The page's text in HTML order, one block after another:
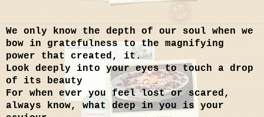
We only know the depth of our soul when we
bow in gratefulness to the magnifying
power that created, it.
Look deeply into your eyes to touch a drop
of its beauty
For when ever you feel lost or scared,
always know, what deep in you is your